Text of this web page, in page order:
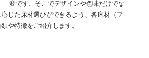
変です。そこでデザインや色味だけでな
応じた床材選びができるよう、各床材（フ
や特徴をご紹介します。